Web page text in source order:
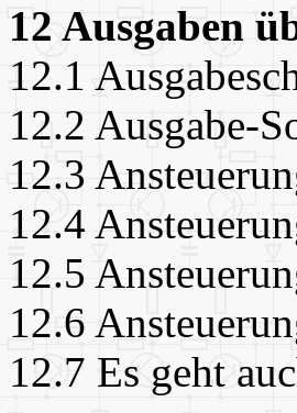
12 Ausgaben
12.1
12.2 Ausgabe-
12.3
12.4
12.5
12.6
12.7 Es geht